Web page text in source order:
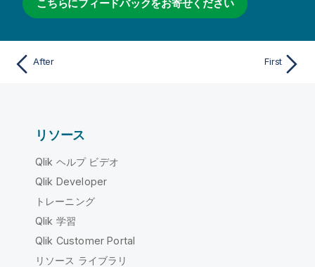
こちらにフィードバックをお寄せください
After First
リソース
Qlik ヘルプ ビデオ
Qlik Developer
トレーニング
Qlik 学習
Qlik Customer Portal
リソース ライブラリ